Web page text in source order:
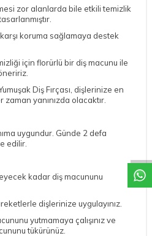
zor alanlarda bile etkili temizlik
koruma sağlamaya destek
için florürlü bir diş macunu ile
Diş Fırçası, dişlerinize en
zaman yanınızda olacaktır.
uygundur. Günde 2 defa
edilir.
kadar diş macununu
dişlerinize uygulayınız.
yutmamaya çalışınız ve
tükürünüz.